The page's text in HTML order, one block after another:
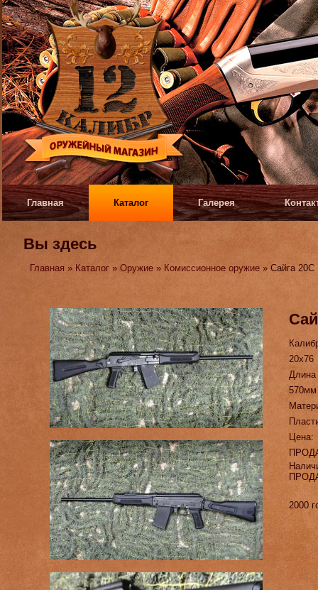
Главная Каталог Галерея
Вы здесь
Главная » Каталог »Оружие » Комиссионное оружие » Сайга 20С
20х76
570мм
Цена:
2000